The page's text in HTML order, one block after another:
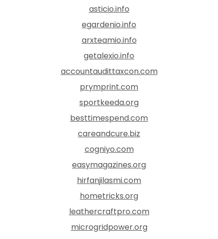
asticio.info
egardenio.info
arxteamio.info
getalexio.info
accountaudittaxcon.com
prymprint.com
sportkeeda.org
besttimespend.com
careandcure.biz
cogniyo.com
easymagazines.org
hirfanjilasmi.com
hometricks.org
leathercraftpro.com
microgridpower.org